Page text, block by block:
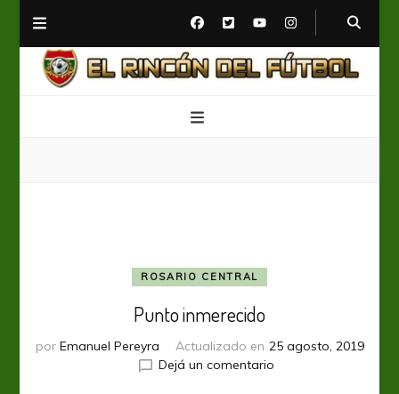
ROSARIO CENTRAL
Punto inmerecido
por Emanuel Pereyra Actualizado en 25 agosto, 2019
Dejá un comentarioen